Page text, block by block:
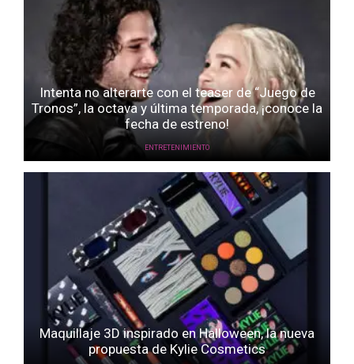
Intenta no alterarte con el teaser de “Juego de
Tronos”, la octava y última temporada, ¡conoce la
fecha de estreno!
ENTRETENIMIENTO
Maquillaje 3D inspirado en Halloween, la nueva
propuesta de Kylie Cosmetics